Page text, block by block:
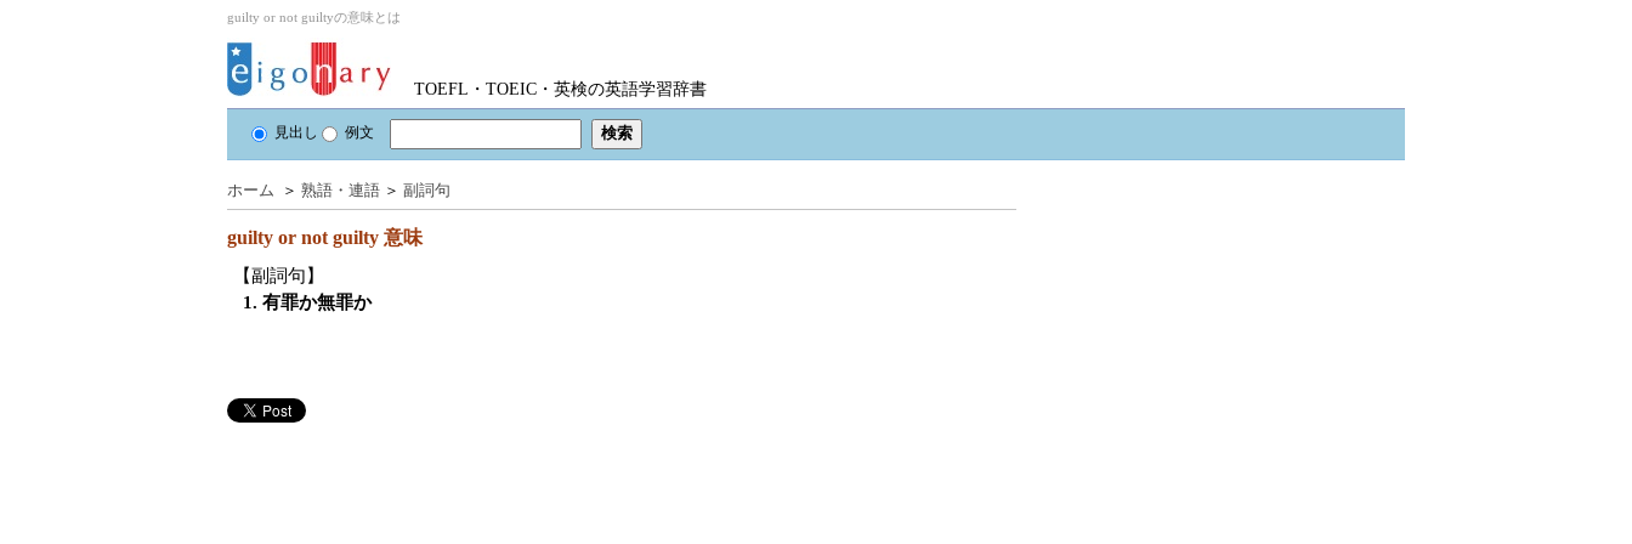
guilty or not guiltyの意味とは
TOEFL・TOEIC・英検の英語学習辞書
見出し 例文
ホーム ＞ 熟語・連語 ＞ 副詞句
guilty or not guilty 意味
【副詞句】
1. 有罪か無罪か